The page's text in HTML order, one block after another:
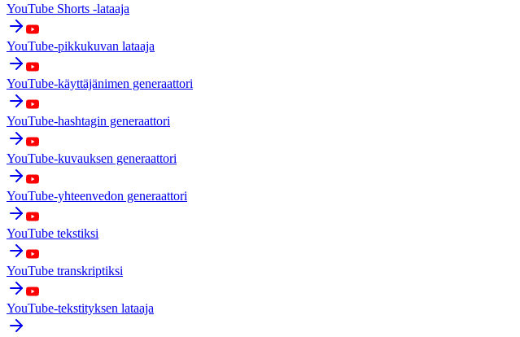
YouTube Shorts -lataaja
YouTube-pikkukuvan lataaja
YouTube-käyttäjänimen generaattori
YouTube-hashtagin generaattori
YouTube-kuvauksen generaattori
YouTube-yhteenvedon generaattori
YouTube tekstiksi
YouTube transkriptiksi
YouTube-tekstityksen lataaja